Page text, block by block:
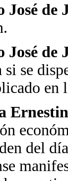
José
José
si se
en
del